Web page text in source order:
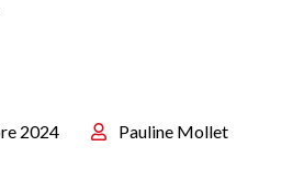
2024 Pauline Mollet